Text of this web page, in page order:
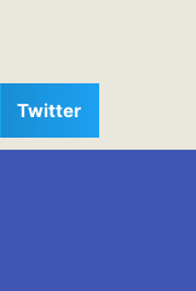
Twitter